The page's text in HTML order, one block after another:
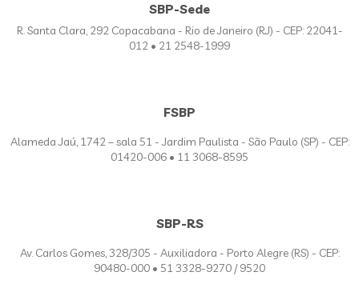
SBP-Sede
R. Santa Clara, 292 Copacabana - Rio de Janeiro (RJ) - CEP: 22041-
012 • 21 2548-1999
FSBP
Alameda Jaú, 1742 – sala 51 - Jardim Paulista - São Paulo (SP) - CEP:
01420-006 • 11 3068-8595
SBP-RS
Av. Carlos Gomes, 328/305 - Auxiliadora - Porto Alegre (RS) - CEP:
90480-000 • 51 3328-9270 / 9520